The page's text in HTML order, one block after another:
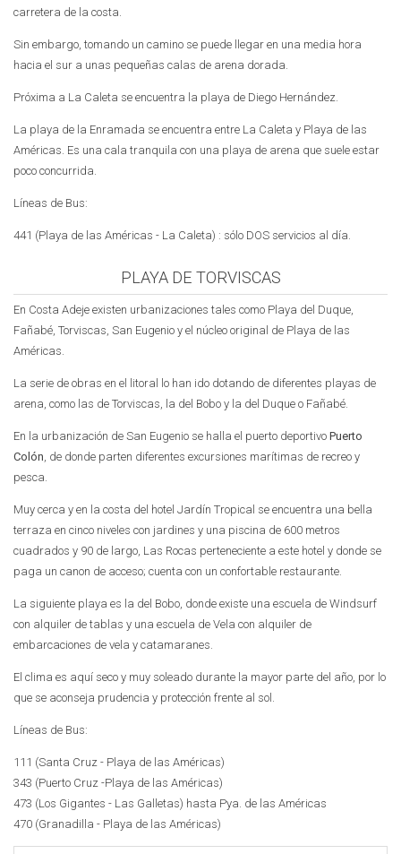
carretera de la costa.
Sin embargo, tomando un camino se puede llegar en una media hora
hacia el sur a unas pequeñas calas de arena dorada.
Próxima a La Caleta se encuentra la playa de Diego Hernández.
La playa de la Enramada se encuentra entre La Caleta y Playa de las
Américas. Es una cala tranquila con una playa de arena que suele estar
poco concurrida.
Líneas de Bus:
441 (Playa de las Américas - La Caleta) : sólo DOS servicios al día.
PLAYA DE TORVISCAS
En Costa Adeje existen urbanizaciones tales como Playa del Duque,
Fañabé, Torviscas, San Eugenio y el núcleo original de Playa de las
Américas.
La serie de obras en el litoral lo han ido dotando de diferentes playas de
arena, como las de Torviscas, la del Bobo y la del Duque o Fañabé.
En la urbanización de San Eugenio se halla el puerto deportivo Puerto
Colón, de donde parten diferentes excursiones marítimas de recreo y
pesca.
Muy cerca y en la costa del hotel Jardín Tropical se encuentra una bella
terraza en cinco niveles con jardines y una piscina de 600 metros
cuadrados y 90 de largo, Las Rocas perteneciente a este hotel y donde se
paga un canon de acceso; cuenta con un confortable restaurante.
La siguiente playa es la del Bobo, donde existe una escuela de Windsurf
con alquiler de tablas y una escuela de Vela con alquiler de
embarcaciones de vela y catamaranes.
El clima es aquí seco y muy soleado durante la mayor parte del año, por lo
que se aconseja prudencia y protección frente al sol.
Líneas de Bus:
111 (Santa Cruz - Playa de las Américas)
343 (Puerto Cruz -Playa de las Américas)
473 (Los Gigantes - Las Galletas) hasta Pya. de las Américas
470 (Granadilla - Playa de las Américas)